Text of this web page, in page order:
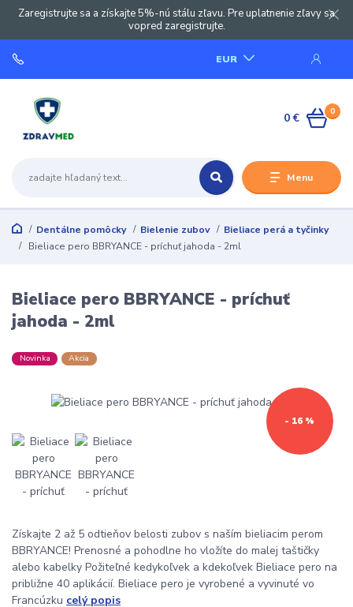
Zaregistrujte sa a získajte 5%-nú stálu zľavu. Pre uplatnenie zľavy sa
vopred zaregistrujte.
Menu
EUR
0
0 €
Dentálne pomôcky Bielenie zubov
Bieliace perá a tyčinky
Bieliace pero BBRYANCE - príchuť jahoda - 2ml
Bieliace pero BBRYANCE - príchuť
jahoda - 2ml
Novinka Akcia
- 16 %
Získajte 2 až 5 odtieňov belosti zubov s naším bieliacim perom
BBRYANCE! Prenosné a pohodlne ho vložíte do malej taštičky
alebo kabelky Požiteľné kedykoľvek a kdekoľvek Bieliace pero na
približne 40 aplikácií. Bieliace pero je vyrobené a vyvinuté vo
Francúzku celý popis